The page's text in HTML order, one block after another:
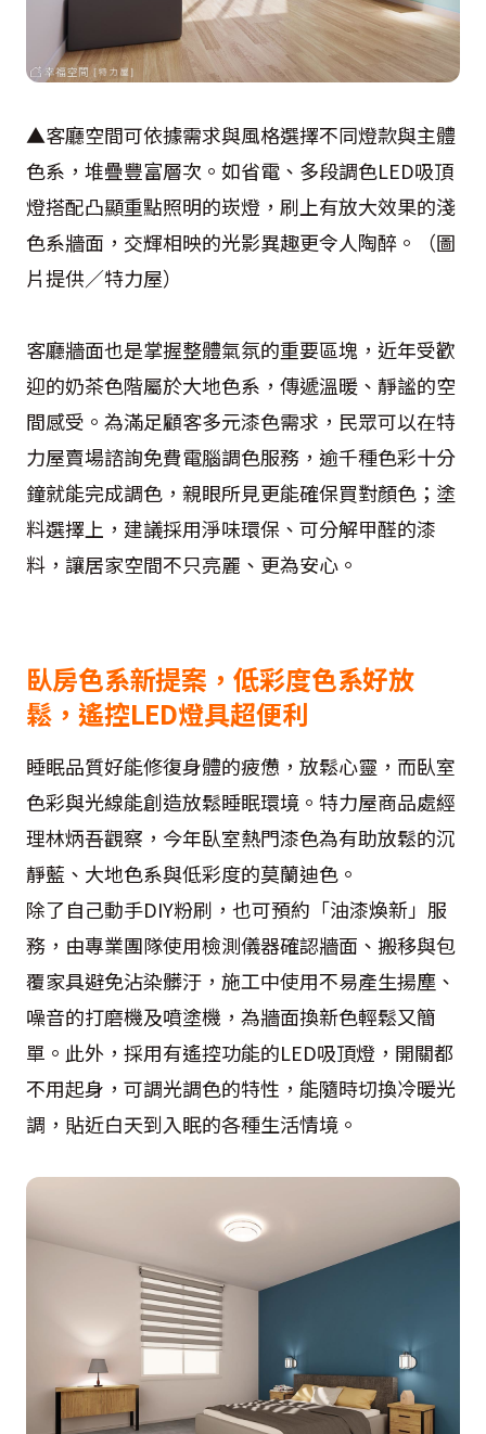
▲客廳空間可依據需求與風格選擇不同燈款與主體
色系，堆疊豐富層次。如省電、多段調色LED吸頂
燈搭配凸顯重點照明的崁燈，刷上有放大效果的淺
色系牆面，交輝相映的光影異趣更令人陶醉。（圖
片提供／特力屋）
客廳牆面也是掌握整體氣氛的重要區塊，近年受歡
迎的奶茶色階屬於大地色系，傳遞溫暖、靜謐的空
間感受。為滿足顧客多元漆色需求，民眾可以在特
力屋賣場諮詢免費電腦調色服務，逾千種色彩十分
鐘就能完成調色，親眼所見更能確保買對顏色；塗
料選擇上，建議採用淨味環保、可分解甲醛的漆
料，讓居家空間不只亮麗、更為安心。
臥房色系新提案，低彩度色系好放
鬆，遙控LED燈具超便利
睡眠品質好能修復身體的疲憊，放鬆心靈，而臥室
色彩與光線能創造放鬆睡眠環境。特力屋商品處經
理林炳吾觀察，今年臥室熱門漆色為有助放鬆的沉
靜藍、大地色系與低彩度的莫蘭迪色。
除了自己動手DIY粉刷，也可預約「油漆煥新」服
務，由專業團隊使用檢測儀器確認牆面、搬移與包
覆家具避免沾染髒汙，施工中使用不易產生揚塵、
噪音的打磨機及噴塗機，為牆面換新色輕鬆又簡
單。此外，採用有遙控功能的LED吸頂燈，開關都
不用起身，可調光調色的特性，能隨時切換冷暖光
調，貼近白天到入眠的各種生活情境。